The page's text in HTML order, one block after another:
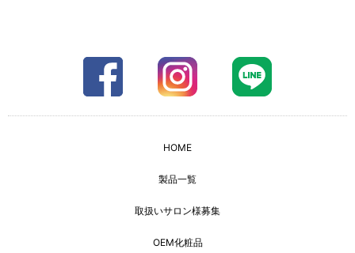
HOME
製品一覧
取扱いサロン様募集
OEM化粧品